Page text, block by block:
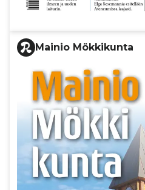
Mainio Mökkikunta